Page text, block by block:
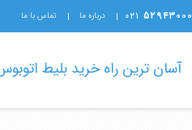
۵۲۹۴۳۰۰۰ ۰۲۱ درباره ما تماس با ما
آسان ترین راه خرید بلیط